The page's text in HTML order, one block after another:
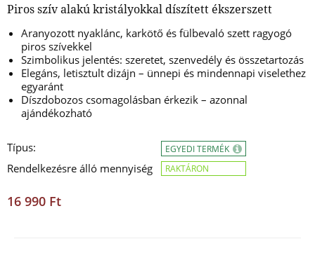
Piros szív alakú kristályokkal díszített ékszerszett
Aranyozott nyaklánc, karkötő és fülbevaló szett ragyogó
piros szívekkel
Szimbolikus jelentés: szeretet, szenvedély és összetartozás
Elegáns, letisztult dizájn – ünnepi és mindennapi viselethez
egyaránt
Díszdobozos csomagolásban érkezik – azonnal
ajándékozható
Típus:
Rendelkezésre álló mennyiség
EGYEDI TERMÉK
RAKTÁRON
16 990 Ft